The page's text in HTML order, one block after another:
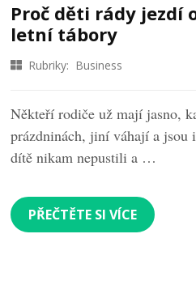
Proč děti rády jezdí
letní tábory
Rubriky: Business
Někteří rodiče už mají jasno,
prázdninách, jiní váhají a
dítě nikam nepustili a …
PŘEČTĚTE SI VÍCE